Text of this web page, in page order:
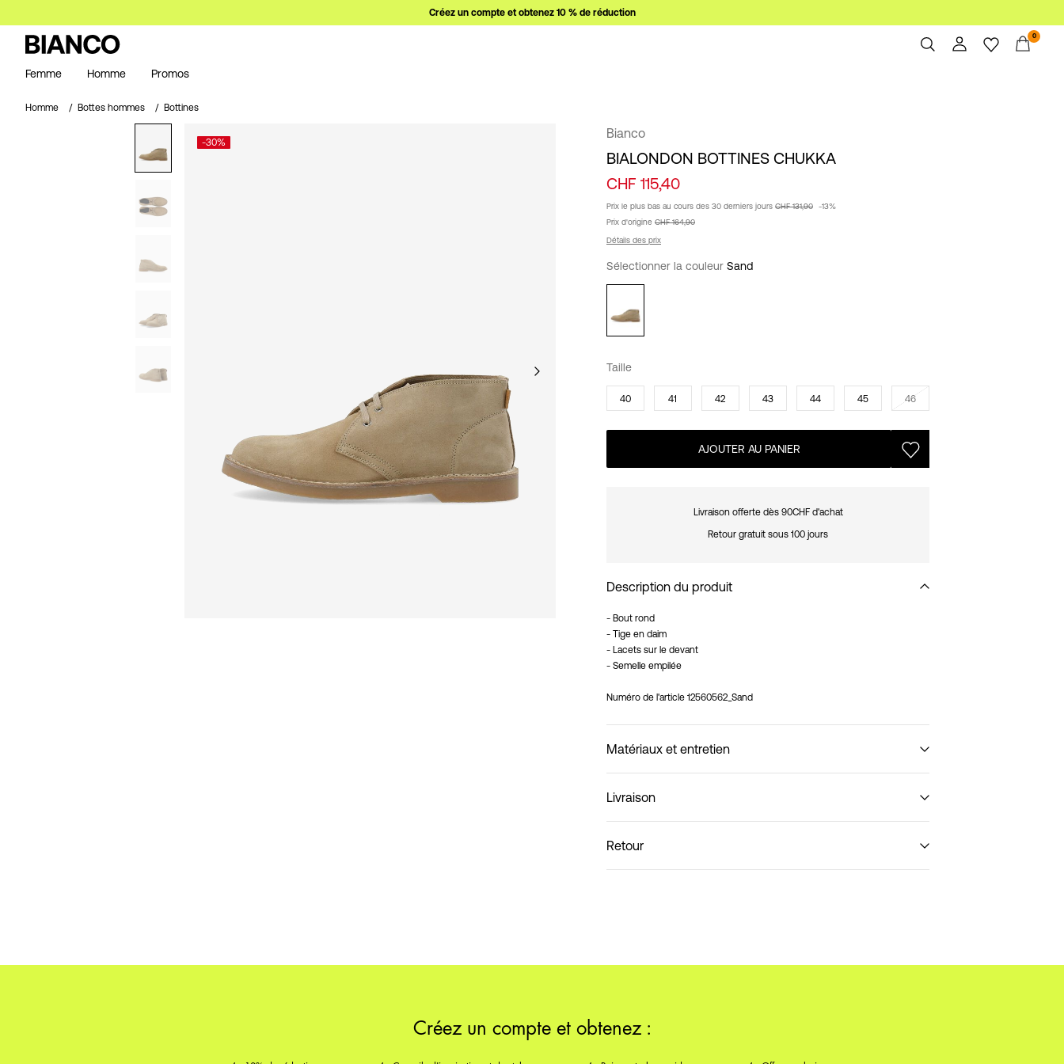
Créez un compte et obtenez 10 % de réduction
0
Femme Homme Promos
Homme Bottes hommes Bottines
-30%
Bianco
BIALONDON BOTTINES CHUKKA
CHF 115,40
Prix ​​le plus bas au cours des 30 derniers jours CHF 131,90
-13%
Prix ​​d'origine CHF 164,90
Détails des prix
Sélectionner la couleur Sand
Taille
40 41 42 43 44 45 46
AJOUTER AU PANIER
Livraison offerte dès 90CHF d'achat
Retour gratuit sous 100 jours
Description du produit
- Bout rond
- Tige en daim
- Lacets sur le devant
- Semelle empilée
Numéro de l'article 12560562_Sand
Matériaux et entretien
Ne pas laver
Livraison
Retour
Créez un compte et obtenez :